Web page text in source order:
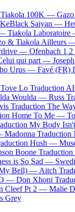
100K — Gazo
KeBlack Saiyan —
Tiakola
& Tiakola Ailleurs
— Ofenbach 1
qui part —
Urus — Favé (FR)
Tove Lo Traduction
Woulda — Russ
Traduction The
Home To Me —
My Body
Madonna
Hush —
Boone
is So Sad —
My Bell) — Aitch
— Don Xhoni
Cleef Pt 2 — Malie
Grey